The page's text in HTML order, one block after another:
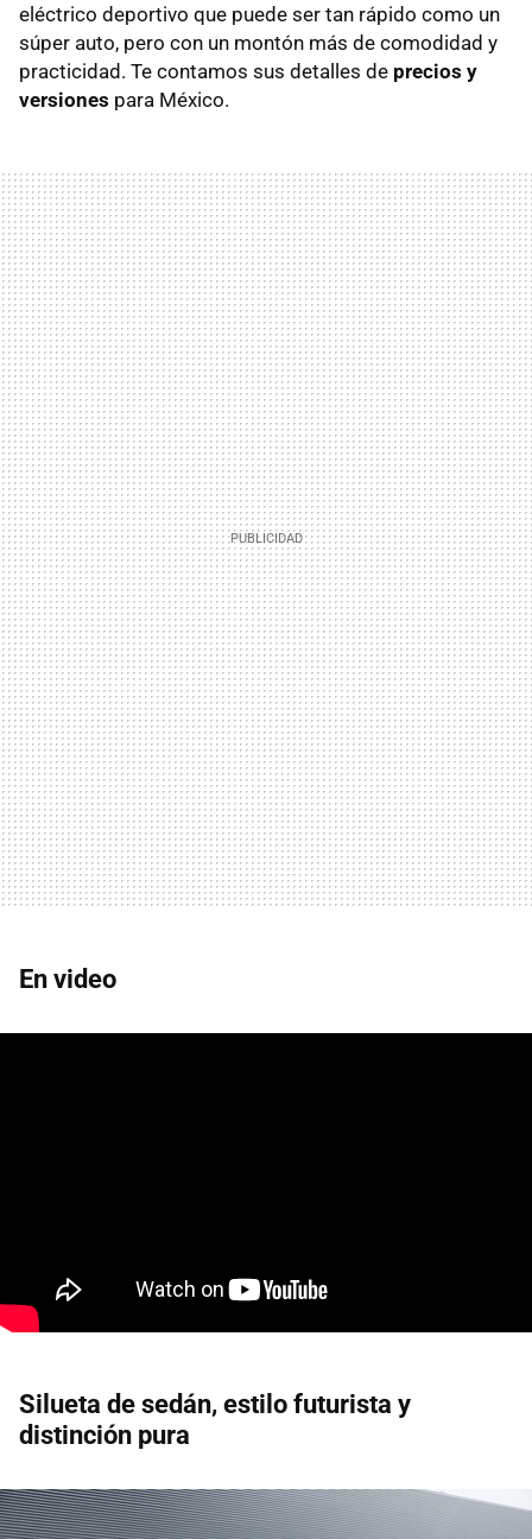
eléctrico deportivo que puede ser tan rápido como un
súper auto, pero con un montón más de comodidad y
practicidad. Te contamos sus detalles de precios y
versiones para México.
En video
Silueta de sedán, estilo futurista y
distinción pura